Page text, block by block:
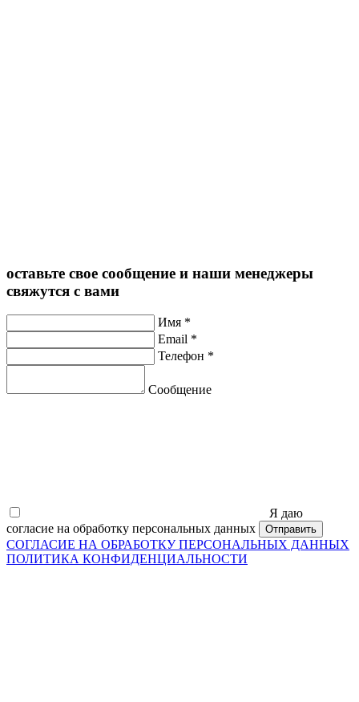
оставьте свое сообщение и наши менеджеры
свяжутся с вами
Имя *
Email *
Телефон *
Сообщение
Я даю
согласие на обработку персональных данных
СОГЛАСИЕ НА ОБРАБОТКУ ПЕРСОНАЛЬНЫХ ДАННЫХ
ПОЛИТИКА КОНФИДЕНЦИАЛЬНОСТИ